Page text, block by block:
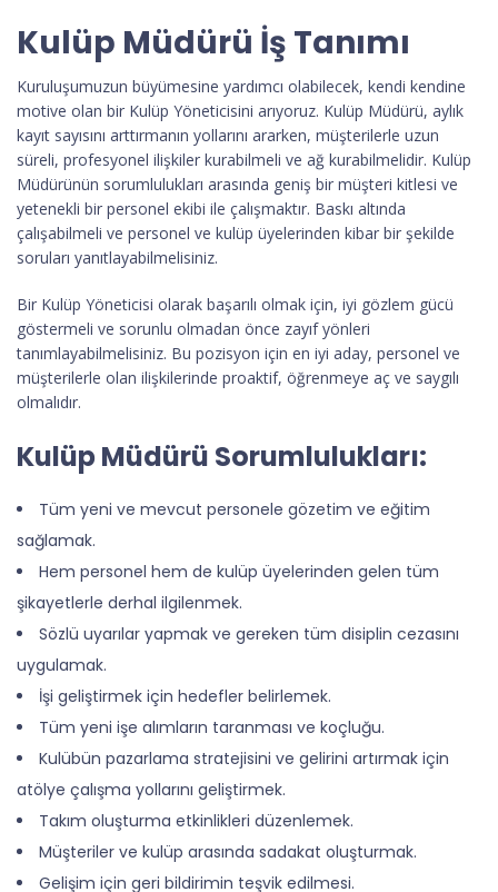
Kulüp Müdürü İş Tanımı
Kuruluşumuzun büyümesine yardımcı olabilecek, kendi kendine
motive olan bir Kulüp Yöneticisini arıyoruz. Kulüp Müdürü, aylık
kayıt sayısını arttırmanın yollarını ararken, müşterilerle uzun
süreli, profesyonel ilişkiler kurabilmeli ve ağ kurabilmelidir. Kulüp
Müdürünün sorumlulukları arasında geniş bir müşteri kitlesi ve
yetenekli bir personel ekibi ile çalışmaktır. Baskı altında
çalışabilmeli ve personel ve kulüp üyelerinden kibar bir şekilde
soruları yanıtlayabilmelisiniz.
Bir Kulüp Yöneticisi olarak başarılı olmak için, iyi gözlem gücü
göstermeli ve sorunlu olmadan önce zayıf yönleri
tanımlayabilmelisiniz. Bu pozisyon için en iyi aday, personel ve
müşterilerle olan ilişkilerinde proaktif, öğrenmeye aç ve saygılı
olmalıdır.
Kulüp Müdürü Sorumlulukları:
Tüm yeni ve mevcut personele gözetim ve eğitim
sağlamak.
Hem personel hem de kulüp üyelerinden gelen tüm
şikayetlerle derhal ilgilenmek.
Sözlü uyarılar yapmak ve gereken tüm disiplin cezasını
uygulamak.
İşi geliştirmek için hedefler belirlemek.
Tüm yeni işe alımların taranması ve koçluğu.
Kulübün pazarlama stratejisini ve gelirini artırmak için
atölye çalışma yollarını geliştirmek.
Takım oluşturma etkinlikleri düzenlemek.
Müşteriler ve kulüp arasında sadakat oluşturmak.
Gelişim için geri bildirimin teşvik edilmesi.